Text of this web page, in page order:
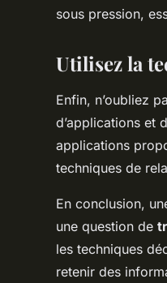
sous pression,
Utilisez la
Enfin, n’oubliez
d’applications et
applications
techniques de
En conclusion,
une question de
les techniques
retenir des